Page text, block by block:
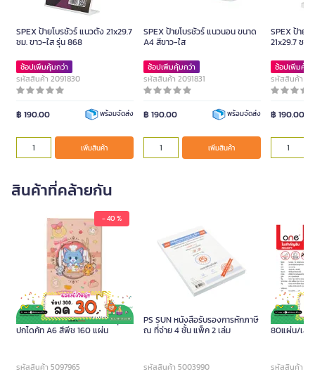
SPEX ป้ายโบรชัวร์ แนวตั้ง 21x29.7
ซม. ขาว-ใส รุ่น 868
ช้อปเพิ่มคุ้มกว่า
รหัสสินค้า 2091830
฿ 190.00 พร้อมจัดส่ง
เพิ่มสินค้า
SPEX ป้ายโบรชัวร์ แนวนอน ขนาด
A4 สีขาว-ใส
ช้อปเพิ่มคุ้มกว่า
รหัสสินค้า 2091831
฿ 190.00 พร้อมจัดส่ง
เพิ่มสินค้า
SPEX ป้าย
21x29.7 ซม.
ช้อปเพิ่มคุ้ม
รหัสสินค้า
฿ 190.00
สินค้าที่คล้ายกัน
- 40 %
TOM AND JERRY GOKKO สมุด
ปกไดคัท A6 สีพีช 160 แผ่น
รหัสสินค้า 5097965
PS SUN หนังสือรับรองการหักภาษี
ณ ที่จ่าย 4 ชั้น แพ็ค 2 เล่ม
รหัสสินค้า 5003990
ใบสำคัญรับ
80แผ่น/เล่ม
รหัสสินค้า